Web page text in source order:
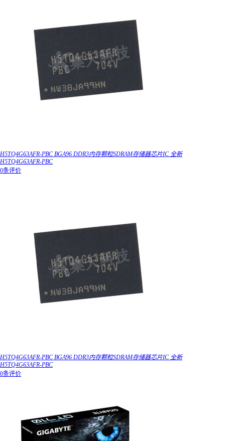
H5TQ4G63AFR-PBC BGA96 DDR3内存颗粒SDRAM存储器芯片IC 全新
H5TQ4G63AFR-PBC
0条评价
H5TQ4G63AFR-PBC BGA96 DDR3内存颗粒SDRAM存储器芯片IC 全新
H5TQ4G63AFR-PBC
0条评价